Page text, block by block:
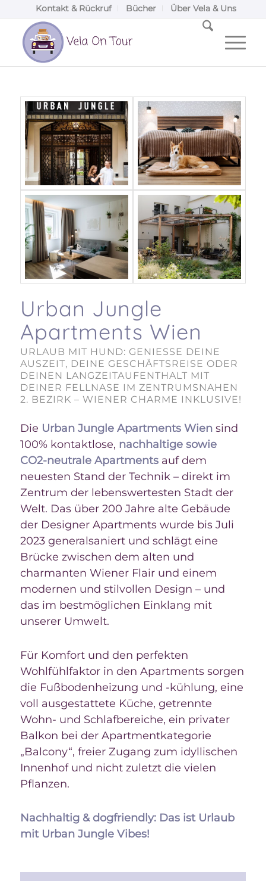
Kontakt & Rückruf Bücher Über Vela & Uns
Urban Jungle
Apartments Wien
URLAUB MIT HUND: GENIESSE DEINE A
USZEIT, DEINE GESCHÄFTSREISE ODER D
EINEN LANGZEITAUFENTHALT MIT D
EINER FELLNASE IM ZENTRUMSNAHEN 2
. BEZIRK – WIENER CHARME INKLUSIVE!
Die Urban Jungle Apartments Wiensind
100% kontaktlose, nachhaltige sowie
CO2-neutrale Apartmentsauf dem
neuesten Stand der Technik – direkt im
Zentrum der lebenswertesten Stadt der
Welt. Das über 200 Jahre alte Gebäude
der Designer Apartments wurde bis Juli
2023 generalsaniert und schlägt eine
Brücke zwischen dem alten und
charmanten Wiener Flair und einem
modernen und stilvollen Design – und
das im bestmöglichen Einklang mit
unserer Umwelt.
Für Komfort und den perfekten
Wohlfühlfaktor in den Apartments sorgen
die Fußbodenheizung und -kühlung, eine
voll ausgestattete Küche, getrennte
Wohn- und Schlafbereiche, ein privater
Balkon bei der Apartmentkategorie
„Balcony“, freier Zugang zum idyllischen
Innenhof und nicht zuletzt die vielen
Pflanzen.
Nachhaltig & dogfriendly: Das ist Urlaub
mit Urban Jungle Vibes!